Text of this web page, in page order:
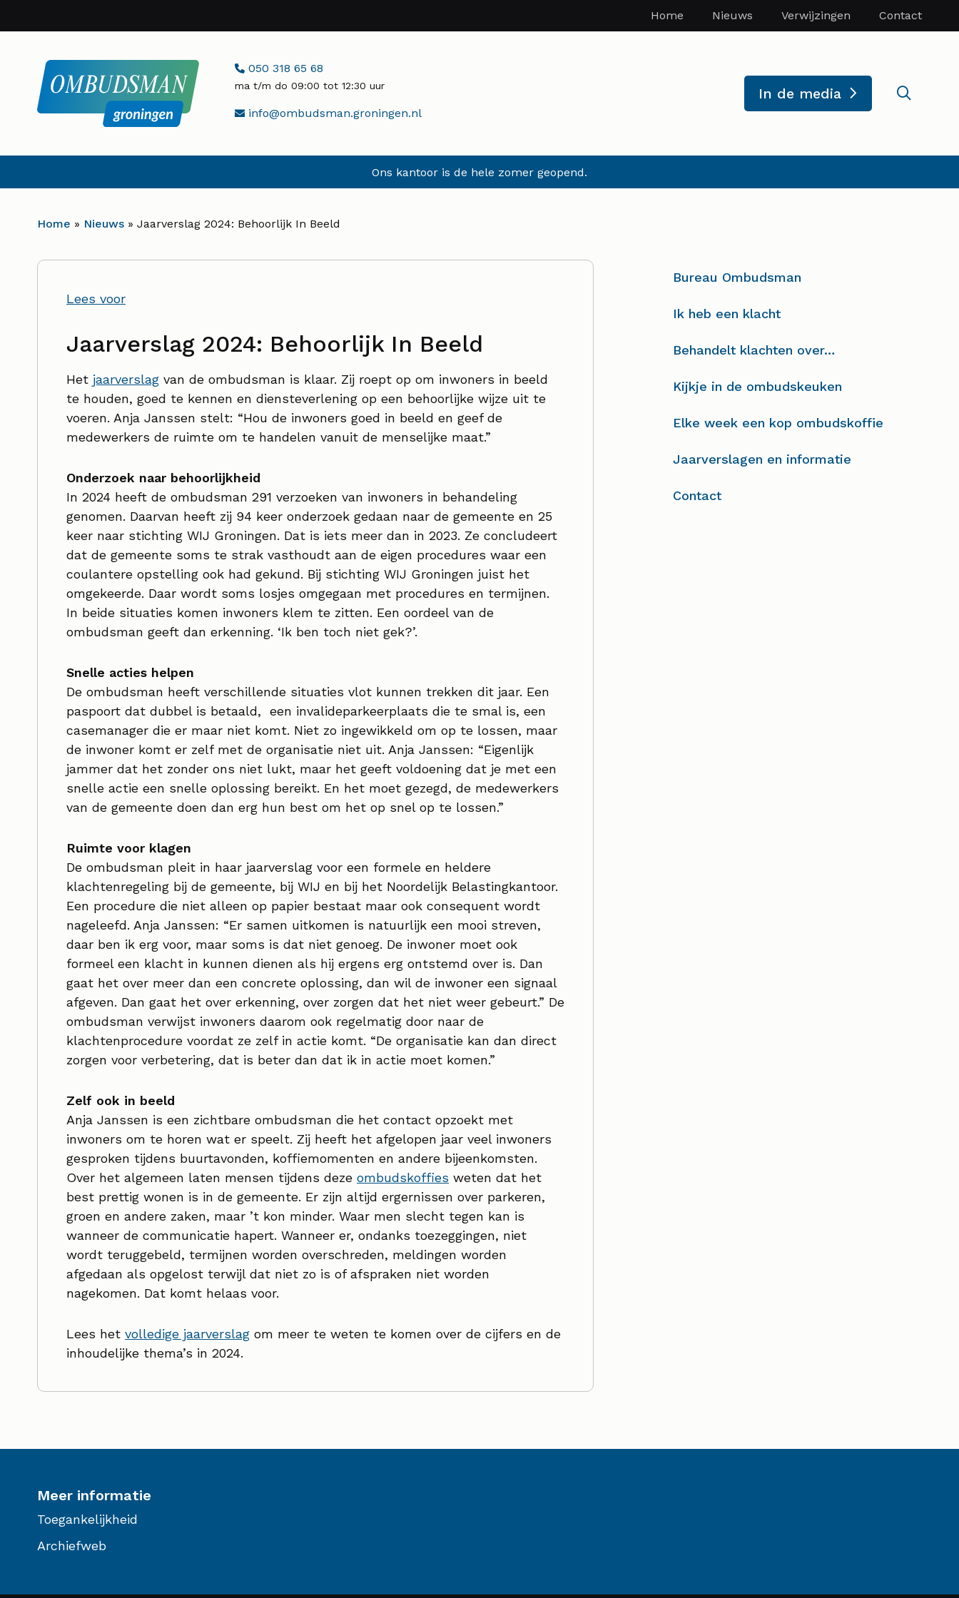
hoofdinhoud
Home Nieuws Verwijzingen Contact
Telefoonnummer:
050 318 65 68
ma t/m do 09:00 tot 12:30 uur
E-info@ombudsman.groningen.nl
In de media
Ons kantoor is de hele zomer geopend.
Home » Nieuws » Jaarverslag 2024: Behoorlijk In Beeld
Lees voor
Jaarverslag 2024: Behoorlijk In Beeld
Het jaarverslag van de ombudsman is klaar. Zij roept op om inwoners in beeld
te houden, goed te kennen en diensteverlening op een behoorlijke wijze uit te
voeren. Anja Janssen stelt: “Hou de inwoners goed in beeld en geef de
medewerkers de ruimte om te handelen vanuit de menselijke maat.”
Onderzoek naar behoorlijkheid
In 2024 heeft de ombudsman 291 verzoeken van inwoners in behandeling
genomen. Daarvan heeft zij 94 keer onderzoek gedaan naar de gemeente en 25
keer naar stichting WIJ Groningen. Dat is iets meer dan in 2023. Ze concludeert
dat de gemeente soms te strak vasthoudt aan de eigen procedures waar een
coulantere opstelling ook had gekund. Bij stichting WIJ Groningen juist het
omgekeerde. Daar wordt soms losjes omgegaan met procedures en termijnen.
In beide situaties komen inwoners klem te zitten. Een oordeel van de
ombudsman geeft dan erkenning. ‘Ik ben toch niet gek?’.
Snelle acties helpen
De ombudsman heeft verschillende situaties vlot kunnen trekken dit jaar. Een
paspoort dat dubbel is betaald, een invalideparkeerplaats die te smal is, een
casemanager die er maar niet komt. Niet zo ingewikkeld om op te lossen, maar
de inwoner komt er zelf met de organisatie niet uit. Anja Janssen: “Eigenlijk
jammer dat het zonder ons niet lukt, maar het geeft voldoening dat je met een
snelle actie een snelle oplossing bereikt. En het moet gezegd, de medewerkers
van de gemeente doen dan erg hun best om het op snel op te lossen.”
Ruimte voor klagen
De ombudsman pleit in haar jaarverslag voor een formele en heldere
klachtenregeling bij de gemeente, bij WIJ en bij het Noordelijk Belastingkantoor.
Een procedure die niet alleen op papier bestaat maar ook consequent wordt
nageleefd. Anja Janssen: “Er samen uitkomen is natuurlijk een mooi streven,
daar ben ik erg voor, maar soms is dat niet genoeg. De inwoner moet ook
formeel een klacht in kunnen dienen als hij ergens erg ontstemd over is. Dan
gaat het over meer dan een concrete oplossing, dan wil de inwoner een signaal
afgeven. Dan gaat het over erkenning, over zorgen dat het niet weer gebeurt.” De
ombudsman verwijst inwoners daarom ook regelmatig door naar de
klachtenprocedure voordat ze zelf in actie komt. “De organisatie kan dan direct
zorgen voor verbetering, dat is beter dan dat ik in actie moet komen.”
Zelf ook in beeld
Anja Janssen is een zichtbare ombudsman die het contact opzoekt met
inwoners om te horen wat er speelt. Zij heeft het afgelopen jaar veel inwoners
gesproken tijdens buurtavonden, koffiemomenten en andere bijeenkomsten.
Over het algemeen laten mensen tijdens deze ombudskoffies weten dat het
best prettig wonen is in de gemeente. Er zijn altijd ergernissen over parkeren,
groen en andere zaken, maar ’t kon minder. Waar men slecht tegen kan is
wanneer de communicatie hapert. Wanneer er, ondanks toezeggingen, niet
wordt teruggebeld, termijnen worden overschreden, meldingen worden
afgedaan als opgelost terwijl dat niet zo is of afspraken niet worden
nagekomen. Dat komt helaas voor.
Lees het volledige jaarverslag om meer te weten te komen over de cijfers en de
inhoudelijke thema’s in 2024.
Bureau Ombudsman
Ik heb een klacht
Behandelt klachten over…
Kijkje in de ombudskeuken
Elke week een kop ombudskoffie
Jaarverslagen en informatie
Contact
Meer informatie
Toegankelijkheid
Archiefweb